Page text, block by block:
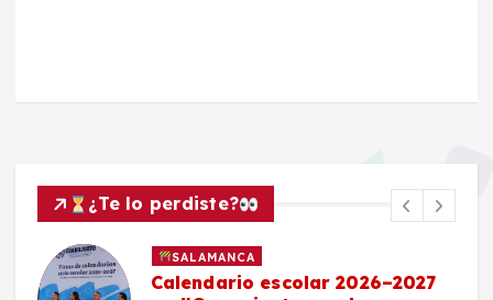
¿Te lo perdiste?
SALAMANCA
Calendario escolar 2026–2027